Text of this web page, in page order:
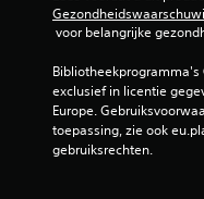
voor belangrijke
exclusief in licentie
Europe.
toepassing, zie ook
gebruiksrechten.